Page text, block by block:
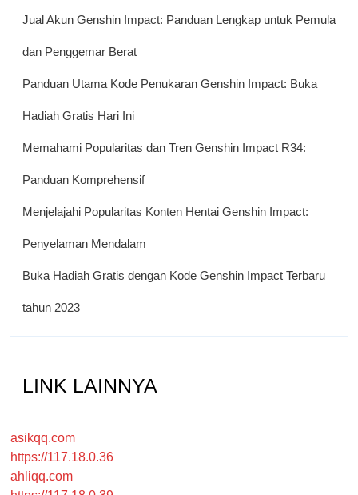
Jual Akun Genshin Impact: Panduan Lengkap untuk Pemula
dan Penggemar Berat
Panduan Utama Kode Penukaran Genshin Impact: Buka
Hadiah Gratis Hari Ini
Memahami Popularitas dan Tren Genshin Impact R34:
Panduan Komprehensif
Menjelajahi Popularitas Konten Hentai Genshin Impact:
Penyelaman Mendalam
Buka Hadiah Gratis dengan Kode Genshin Impact Terbaru
tahun 2023
LINK LAINNYA
asikqq.com
https://117.18.0.36
ahliqq.com